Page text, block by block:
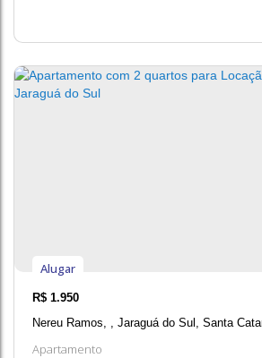
informações, ficaremos felizes em lhe
Apartamento
R$ 1.950
Nereu Ramos
Jaraguá do Sul Santa
Alugar